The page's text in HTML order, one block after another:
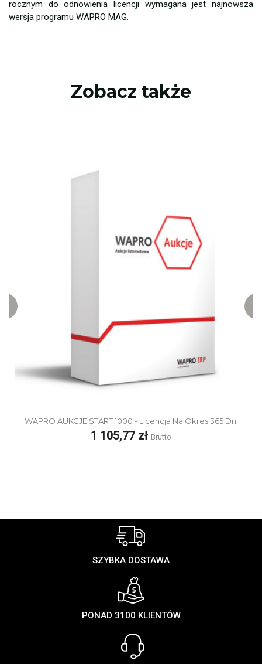
rocznym do odnowienia licencji wymagana jest najnowsza
wersja programu WAPRO MAG.
Zobacz także
365 Dni WAPRO AUKCJE START 3000 - Licencja Na
Cena
1 351,77 zł
SZYBKA DOSTAWA
PONAD 3100 KLIENTÓW